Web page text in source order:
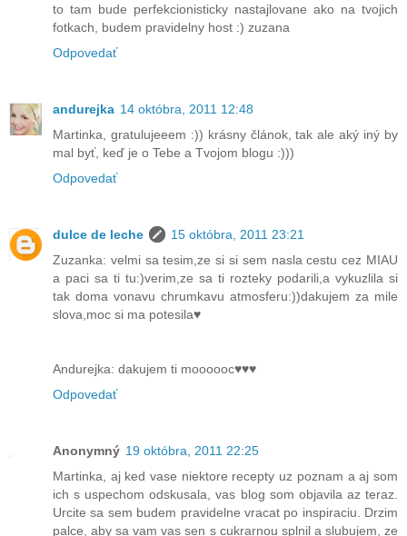
to tam bude perfekcionisticky nastajlovane ako na tvojich
fotkach, budem pravidelny host :) zuzana
Odpovedať
andurejka 14 októbra, 2011 12:48
Martinka, gratulujeeem :)) krásny článok, tak ale aký iný by
mal byť, keď je o Tebe a Tvojom blogu :)))
Odpovedať
dulce de leche
15 októbra, 2011 23:21
Zuzanka: velmi sa tesim,ze si si sem nasla cestu cez MIAU
a paci sa ti tu:)verim,ze sa ti rozteky podarili,a vykuzlila si
tak doma vonavu chrumkavu atmosferu:))dakujem za mile
slova,moc si ma potesila♥
Andurejka: dakujem ti moooooc♥♥♥
Odpovedať
Anonymný 19 októbra, 2011 22:25
Martinka, aj ked vase niektore recepty uz poznam a aj som
ich s uspechom odskusala, vas blog som objavila az teraz.
Urcite sa sem budem pravidelne vracat po inspiraciu. Drzim
palce, aby sa vam vas sen s cukrarnou splnil a slubujem, ze